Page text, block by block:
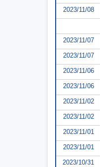
2023/11/08
2023/11/07
2023/11/07
2023/11/06
2023/11/06
2023/11/02
2023/11/02
2023/11/01
2023/11/01
2023/10/31